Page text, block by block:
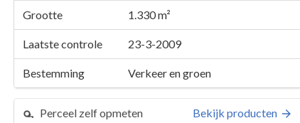
Grootte 1.330 m²
Laatste controle 23-3-2009
Bestemming Verkeer en groen
Perceel zelf opmeten Bekijk producten